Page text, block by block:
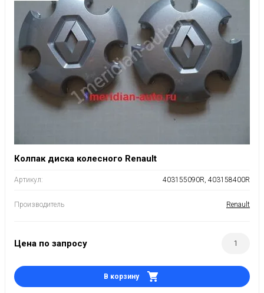
Колпак диска колесного Renault
Артикул: 403155090R, 403158400R
Производитель Renault
Цена по запросу
В корзину